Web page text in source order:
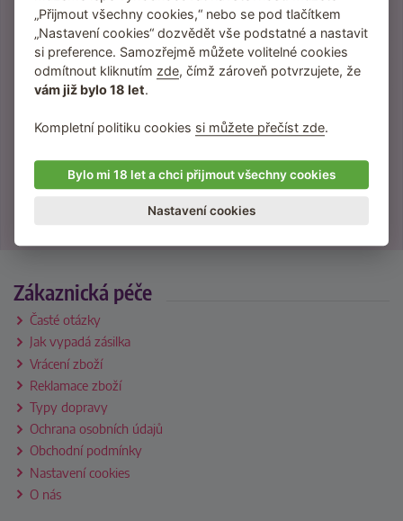
Inspirace, tipy a vychytávky na lepší sex.
Slevy a novinky přednostně pro odběratele
newsletteru.
Žádný spam neposíláme, jen věci, které vás
budou bavit.
Přihlášením souhlasíte se
Zákaznická péče
Časté otázky
Jak vypadá zásilka
Vrácení zboží
Reklamace zboží
Typy dopravy
Ochrana osobních údajů
Obchodní podmínky
Nastavení cookies
O nás
„Přijmout všechny cookies,“ nebo se pod tlačítkem
„Nastavení cookies“ dozvědět vše podstatné a nastavit
si preference. Samozřejmě můžete volitelné cookies
odmítnout kliknutím zde, čímž zároveň potvrzujete, že
vám již bylo 18 let.
Kompletní politiku cookies si můžete přečíst zde.
Bylo mi 18 let a chci přijmout všechny cookies
Nastavení cookies